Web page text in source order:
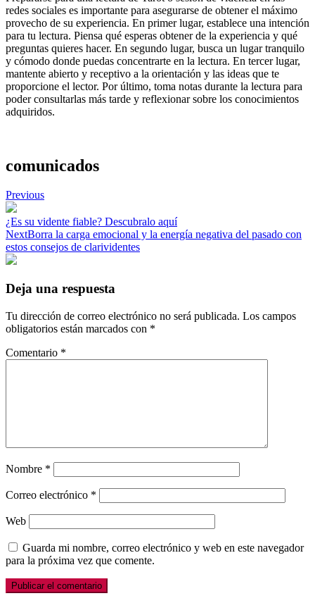
redes sociales es importante para asegurarse de obtener el máximo
provecho de su experiencia. En primer lugar, establece una intención
para tu lectura. Piensa qué esperas obtener de la experiencia y qué
preguntas quieres hacer. En segundo lugar, busca un lugar tranquilo
y cómodo donde puedas concentrarte en la lectura. En tercer lugar,
mantente abierto y receptivo a la orientación y las ideas que te
proporcione el lector. Por último, toma notas durante la lectura para
poder consultarlas más tarde y reflexionar sobre los conocimientos
adquiridos.
comunicados
Navegación
de
entradas
Previous
¿Es su vidente fiable? Descubralo aquí
NextBorra la carga emocional y la energía negativa del pasado con
estos consejos de clarividentes
Deja una respuesta
Tu dirección de correo electrónico no será publicada. Los campos
obligatorios están marcados con *
Comentario *
Nombre *
Correo electrónico *
Web
Guarda mi nombre, correo electrónico y web en este navegador
para la próxima vez que comente.